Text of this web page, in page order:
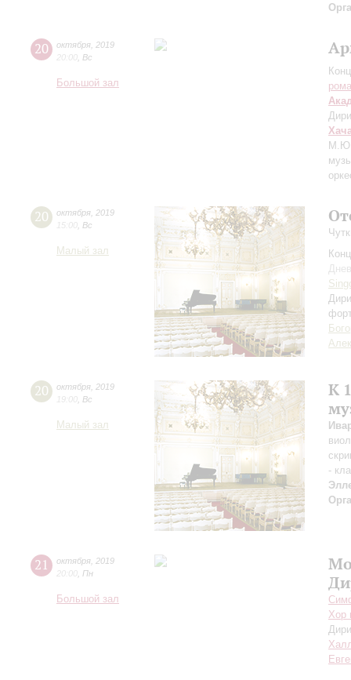
20 октября 2019
20:00 Вс
Большой зал
20 октября 2019
15:00 Вс
Малый зал
20 октября 2019
19:00 Вс
Малый зал
К
-
21 октября 2019
20:00 Пн
Большой зал
Хор